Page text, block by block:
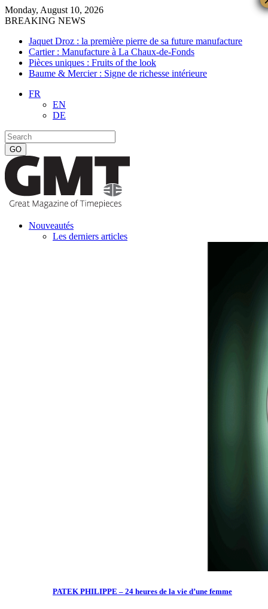
Monday, August 10, 2026
BREAKING NEWS
Jaquet Droz : la première pierre de sa future manufacture
Cartier : Manufacture à La Chaux-de-Fonds
Pièces uniques : Fruits of the look
Baume & Mercier : Signe de richesse intérieure
FR
EN
DE
Nouveautés
Les derniers articles
PATEK PHILIPPE – 24 heures de la vie d’une femme